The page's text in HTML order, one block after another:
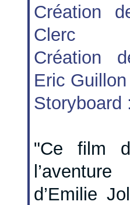
Création
Clerc
Création
Eric
Storyboard
"Ce film
d’Emilie